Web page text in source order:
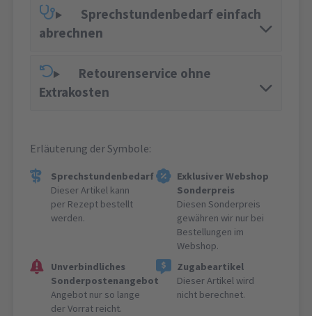
Sprechstundenbedarf einfach
abrechnen
Retourenservice ohne
Extrakosten
Erläuterung der Symbole:
Sprechstundenbedarf
Dieser Artikel kann
per Rezept bestellt
werden.
Exklusiver Webshop
Sonderpreis
Diesen Sonderpreis
gewähren wir nur bei
Bestellungen im
Webshop.
Unverbindliches
Sonderpostenangebot
Angebot nur so lange
der Vorrat reicht.
Zugabeartikel
Dieser Artikel wird
nicht berechnet.